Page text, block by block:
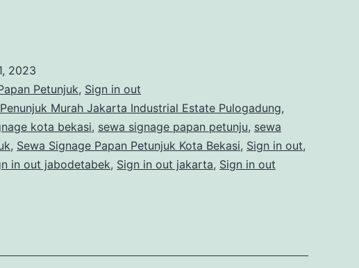
2023
Petunjuk, Sign in out
Murah Jakarta Industrial Estate Pulogadung,
kota bekasi, sewa signage papan petunju, sewa
, Sewa Signage Papan Petunjuk Kota Bekasi, Sign in out,
in out jabodetabek, Sign in out jakarta, Sign in out